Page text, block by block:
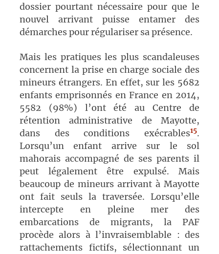
dossier pourtant nécessaire pour que le
nouvel arrivant puisse entamer des
démarches pour régulariser sa présence.
Mais les pratiques les plus scandaleuses
concernent la prise en charge sociale des
mineurs étrangers. En effet, sur les 5682
enfants emprisonnés en France en 2014,
5582 (98%) l’ont été au Centre de
rétention administrative de Mayotte,
dans des conditions exécrables15.
Lorsqu’un enfant arrive sur le sol
mahorais accompagné de ses parents il
peut légalement être expulsé. Mais
beaucoup de mineurs arrivant à Mayotte
ont fait seuls la traversée. Lorsqu’elle
intercepte en pleine mer des
embarcations de migrants, la PAF
procède alors à l’invraisemblable : des
rattachements fictifs, sélectionnant un